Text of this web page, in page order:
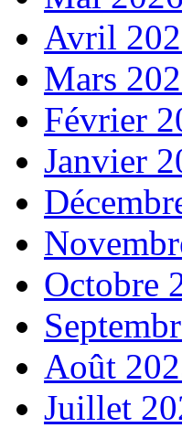
Avril
Mars
Février
Janvier
Octobre
Août
Juillet